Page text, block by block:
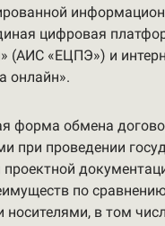
цифровая
(АИС «ЕЦПЭ») и
онлайн».
форма обмена
при проведении
проектной
по
в том